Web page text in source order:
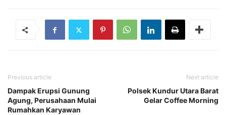
Previous article
Dampak Erupsi Gunung
Agung, Perusahaan Mulai
Rumahkan Karyawan
Next article
Polsek Kundur Utara Barat
Gelar Coffee Morning